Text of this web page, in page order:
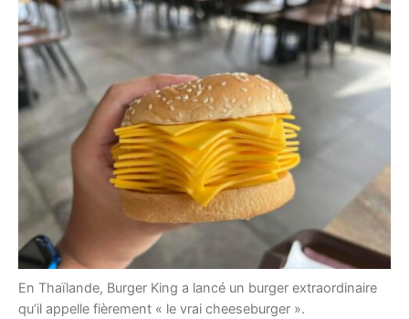
En Thaïlande, Burger King a lancé un burger extraordinaire
qu’il appelle fièrement « le vrai cheeseburger ».